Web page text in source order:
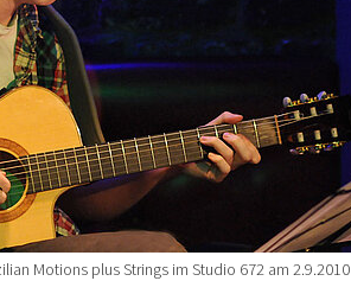
Motions plus Strings im Studio 672 am 2.9.2010